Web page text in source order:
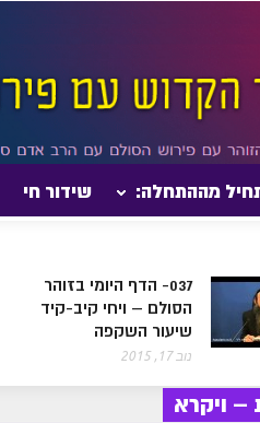
מההתחלה: שידור חי
037- הדף היומי בזוהר
הסולם – ויחי קיב-קיד
שיעור השקפה
נוב 17, 2015
– ויקרא